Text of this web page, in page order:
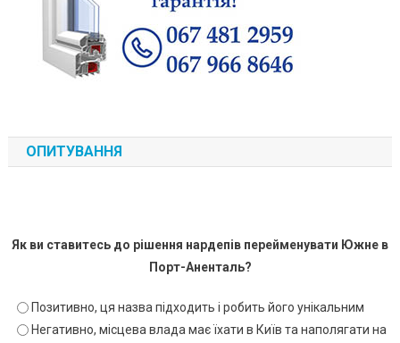
ОПИТУВАННЯ
Як ви ставитесь до рішення нардепів перейменувати Южне в
Порт-Аненталь?
Позитивно, ця назва підходить і робить його унікальним
Негативно, місцева влада має їхати в Київ та наполягати на